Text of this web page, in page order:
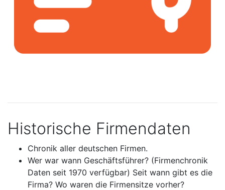
Historische Firmendaten
Chronik aller deutschen Firmen.
Wer war wann Geschäftsführer? (Firmenchronik
Daten seit 1970 verfügbar) Seit wann gibt es die
Firma? Wo waren die Firmensitze vorher?